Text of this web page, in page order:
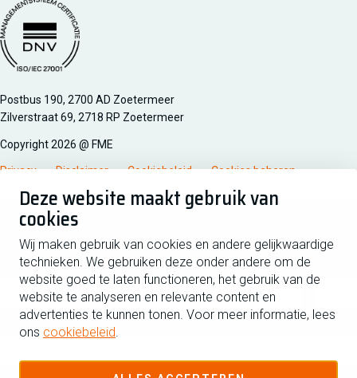
Deze website maakt gebruik van
cookies
Wij maken gebruik van cookies en andere gelijkwaardige
technieken. We gebruiken deze onder andere om de
website goed te laten functioneren, het gebruik van de
website te analyseren en relevante content en
advertenties te kunnen tonen. Voor meer informatie, lees
ons cookiebeleid.
Managementsyteem certificatie DNV iso/iec 27001
Postbus 190, 2700 AD Zoetermeer
Zilverstraat 69, 2718 RP Zoetermeer
Copyright 2026 @ FME
Privacy Disclaimer Cookiebeleid Cookies beheren
Schrijf je in voor de nieuwsbrief
Voornaam
Achternaam